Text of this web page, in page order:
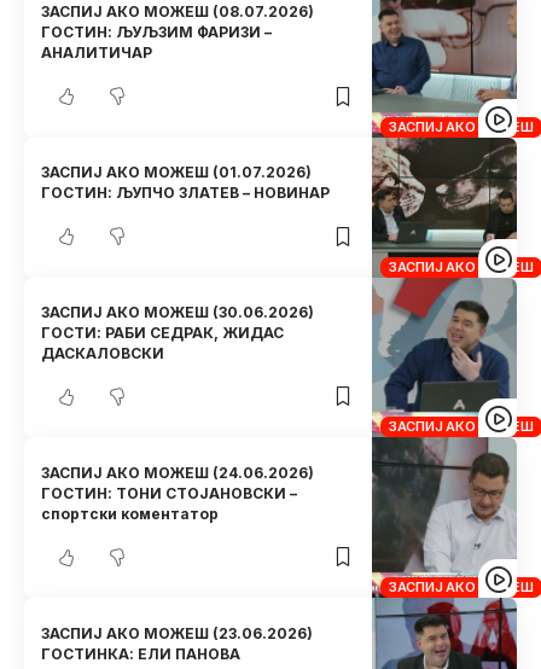
ЗАСПИЈ АКО МОЖЕШ
ЗАСПИЈ АКО МОЖЕШ (08.07.2026)
ГОСТИН: ЉУЉЗИМ ФАРИЗИ –
АНАЛИТИЧАР
ЗАСПИЈ АКО МОЖЕШ
ЗАСПИЈ АКО МОЖЕШ (01.07.2026)
ГОСТИН: ЉУПЧО ЗЛАТЕВ – НОВИНАР
ЗАСПИЈ АКО МОЖЕШ
ЗАСПИЈ АКО МОЖЕШ (30.06.2026)
ГОСТИ: РАБИ СЕДРАК, ЖИДАС
ДАСКАЛОВСКИ
ЗАСПИЈ АКО МОЖЕШ
ЗАСПИЈ АКО МОЖЕШ (24.06.2026)
ГОСТИН: ТОНИ СТОЈАНОВСКИ –
спортски коментатор
ЗАСПИЈ АКО МОЖЕШ (23.06.2026)
ГОСТИНКА: ЕЛИ ПАНОВА